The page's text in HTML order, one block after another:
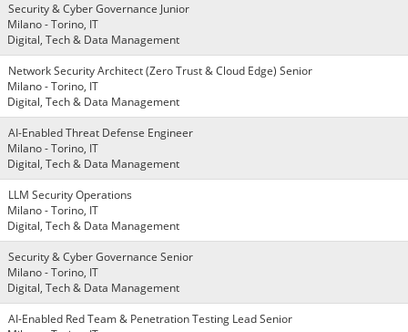
Security & Cyber Governance Junior
Milano - Torino, IT
Digital, Tech & Data Management
Network Security Architect (Zero Trust & Cloud Edge) Senior
Milano - Torino, IT
Digital, Tech & Data Management
AI-Enabled Threat Defense Engineer
Milano - Torino, IT
Digital, Tech & Data Management
LLM Security Operations
Milano - Torino, IT
Digital, Tech & Data Management
Security & Cyber Governance Senior
Milano - Torino, IT
Digital, Tech & Data Management
AI-Enabled Red Team & Penetration Testing Lead Senior